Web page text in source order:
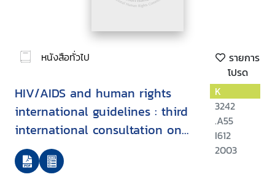
หนังสือทั่วไป
รายการ
โปรด
HIV/AIDS and human rights
international guidelines : third
international consultation on
HIV/AIDS and human rights :
Geneva, 25-26 July 2002
K
3242
.A55
I612
2003